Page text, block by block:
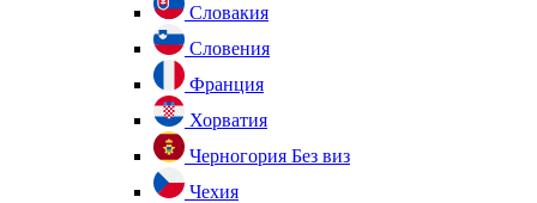
Словакия
Словения
Франция
Хорватия
Черногория Без виз
Чехия